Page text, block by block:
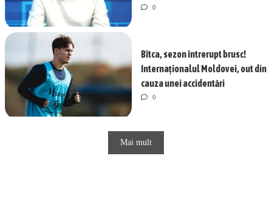
0
Bîtca, sezon întrerupt brusc!
Internaționalul Moldovei, out din
cauza unei accidentări
0
Mai mult